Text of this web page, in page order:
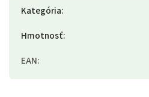
Kategória:
Hmotnosť:
EAN: